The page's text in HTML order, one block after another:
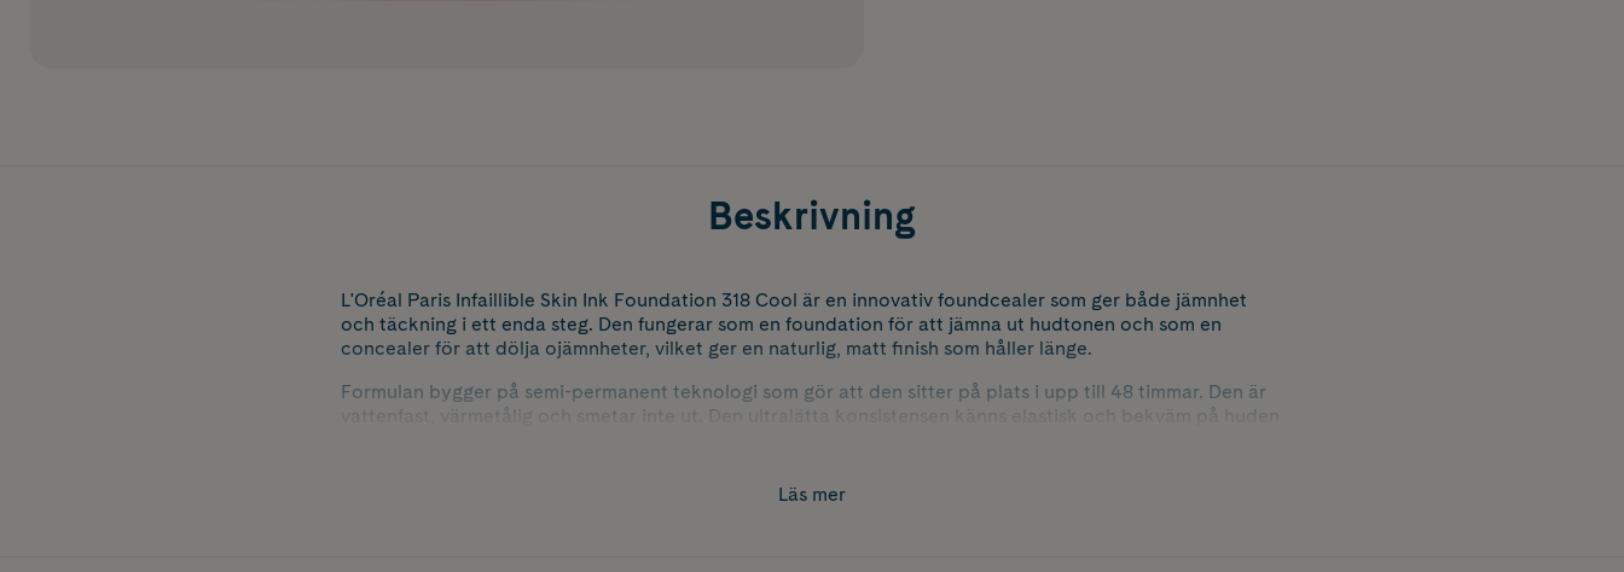
Beskrivning
L'Oréal Paris Infaillible Skin Ink Foundation 318 Cool är en innovativ foundcealer som ger både jämnhet
och täckning i ett enda steg. Den fungerar som en foundation för att jämna ut hudtonen och som en
concealer för att dölja ojämnheter, vilket ger en naturlig, matt finish som håller länge.
Formulan bygger på semi-permanent teknologi som gör att den sitter på plats i upp till 48 timmar. Den är
vattenfast, värmetålig och smetar inte ut. Den ultralätta konsistensen känns elastisk och bekväm på huden
Läs mer